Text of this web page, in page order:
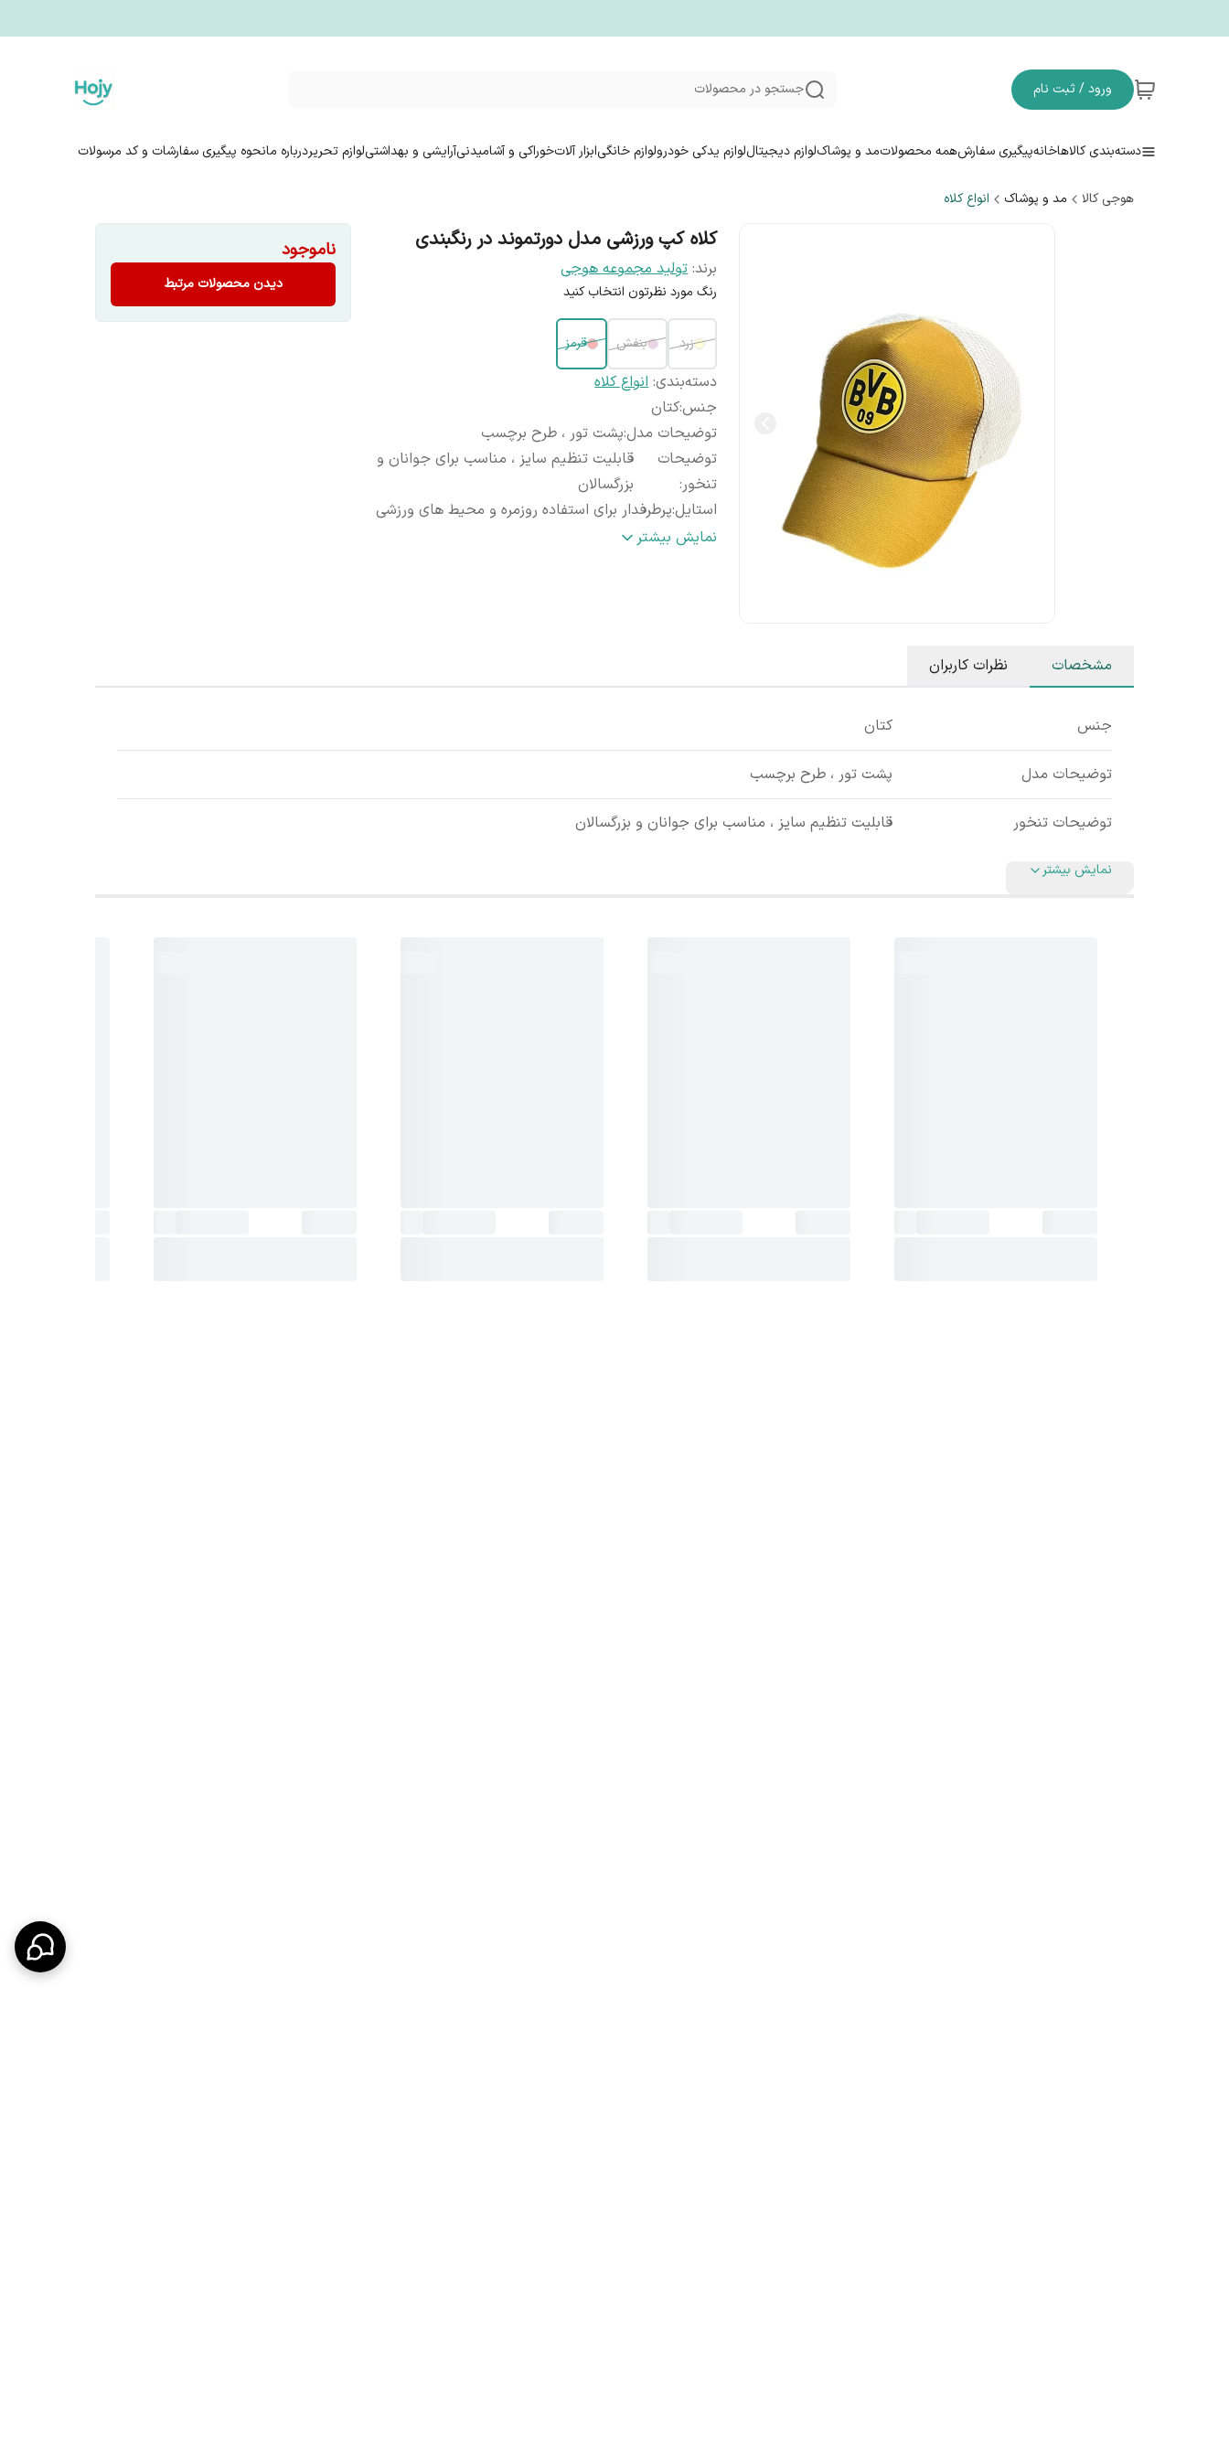
ورود / ثبت نام جستجو در محصولات
دسته‌بندی کالاهاخانهپیگیری سفارشهمه محصولاتمد و پوشاکلوازم دیجیتاللوازم یدکی خودرولوازم خانگیابزار آلاتخوراکی و آشامیدنیآرایشی و بهداشتیلوازم تحریردرباره مانحوه پیگیری سفارشات و کد مرسولات
هوجی کالا مد و پوشاک انواع کلاه
کلاه کپ ورزشی مدل دورتموند در رنگبندی
برند: تولید مجموعه هوجی
رنگ مورد نظرتون انتخاب کنید
زرد بنفش قرمز
دسته‌بندی:انواع کلاه
جنس:کتان
توضیحات مدل:پشت تور ، طرح برچسب
توضیحات
تنخور:
قابلیت تنظیم سایز ، مناسب برای جوانان و
بزرگسالان
استایل:پرطرفدار برای استفاده روزمره و محیط های ورزشی
نحوه نگهداری قابل شست و شو بدون محدودیت نمایش بیشتر
ناموجود
دیدن محصولات مرتبط
مشخصات نظرات کاربران
جنس کتان
توضیحات مدل پشت تور ، طرح برچسب
توضیحات تنخور قابلیت تنظیم سایز ، مناسب برای جوانان و بزرگسالان
نمایش بیشتر